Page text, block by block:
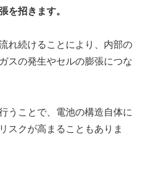
を招きます。
れ続けることにより、内部の
スの発生やセルの膨張につな
うことで、電池の構造自体に
スクが高まることもありま